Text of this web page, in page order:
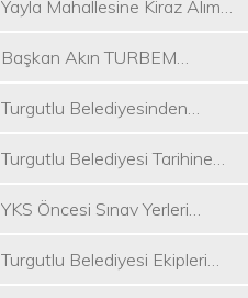
Yayla Mahallesine Kiraz Alım
Başkan Akın TURBEM
Turgutlu Belediyesinden
Mesai
Turgutlu Belediyesi Tarihine
YKS Öncesi Sınav Yerleri
Turgutlu Belediyesi Ekipleri